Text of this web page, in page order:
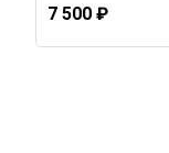
7 500 ₽